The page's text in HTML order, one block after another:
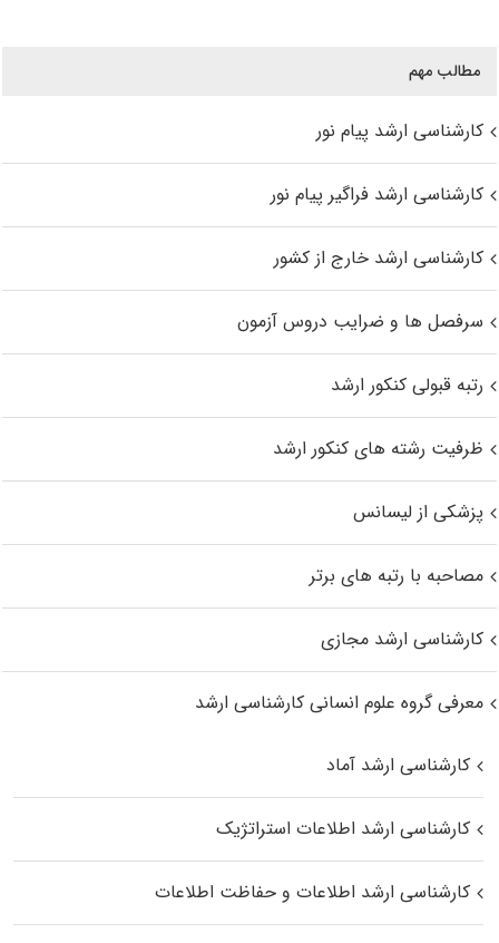
مطالب مهم
کارشناسی ارشد پیام نور
کارشناسی ارشد فراگیر پیام نور
کارشناسی ارشد خارج از کشور
سرفصل ها و ضرایب دروس آزمون
رتبه قبولی کنکور ارشد
ظرفیت رشته های کنکور ارشد
پزشکی از لیسانس
مصاحبه با رتبه های برتر
کارشناسی ارشد مجازی
معرفی گروه علوم انسانی کارشناسی ارشد
کارشناسی ارشد آماد
کارشناسی ارشد اطلاعات استراتژیک
کارشناسی ارشد اطلاعات و حفاظت اطلاعات